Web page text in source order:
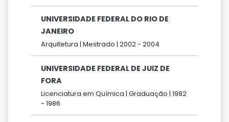
UNIVERSIDADE FEDERAL DO RIO DE
JANEIRO
Arquitetura | Mestrado | 2002 - 2004
UNIVERSIDADE FEDERAL DE JUIZ DE
FORA
Licenciatura em Química | Graduação | 1982
- 1986